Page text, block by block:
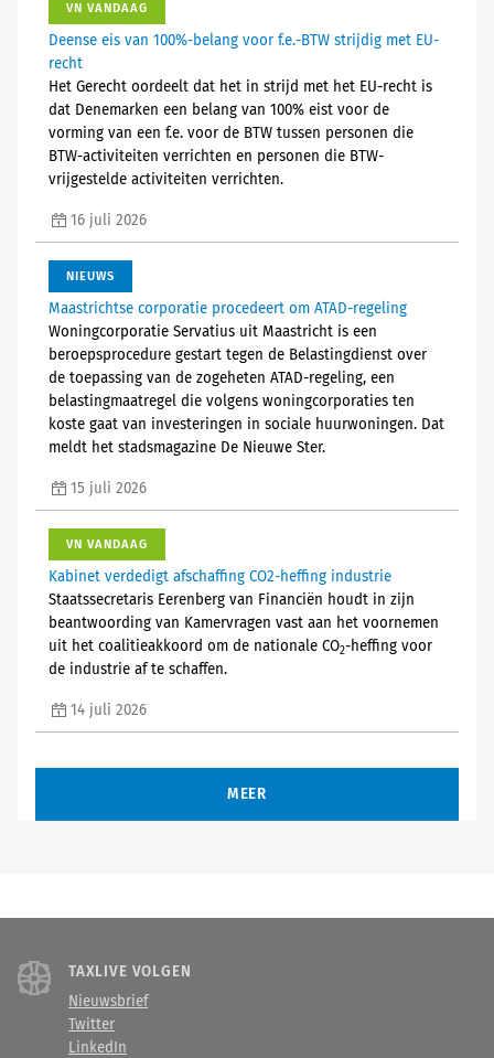
VN VANDAAG
Deense eis van 100%-belang voor f.e.-BTW strijdig met EU-
recht
Het Gerecht oordeelt dat het in strijd met het EU-recht is
dat Denemarken een belang van 100% eist voor de
vorming van een f.e. voor de BTW tussen personen die
BTW-activiteiten verrichten en personen die BTW-
vrijgestelde activiteiten verrichten.
16 juli 2026
NIEUWS
Maastrichtse corporatie procedeert om ATAD-regeling
Woningcorporatie Servatius uit Maastricht is een
beroepsprocedure gestart tegen de Belastingdienst over
de toepassing van de zogeheten ATAD-regeling, een
belastingmaatregel die volgens woningcorporaties ten
koste gaat van investeringen in sociale huurwoningen. Dat
meldt het stadsmagazine De Nieuwe Ster.
15 juli 2026
VN VANDAAG
Kabinet verdedigt afschaffing CO2-heffing industrie
Staatssecretaris Eerenberg van Financiën houdt in zijn
beantwoording van Kamervragen vast aan het voornemen
uit het coalitieakkoord om de nationale CO2-heffing voor
de industrie af te schaffen.
14 juli 2026
MEER
TAXLIVE VOLGEN
Nieuwsbrief
Twitter
LinkedIn